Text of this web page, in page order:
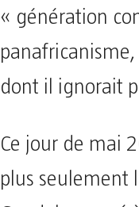
« génération
dont il ignorait
Ce jour de mai
plus seulement